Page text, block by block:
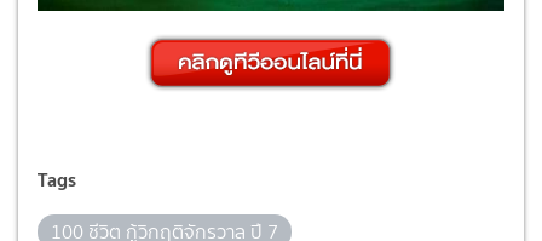
Tags
100 ชีวิต กู้วิกฤติจักรวาล ปี 7